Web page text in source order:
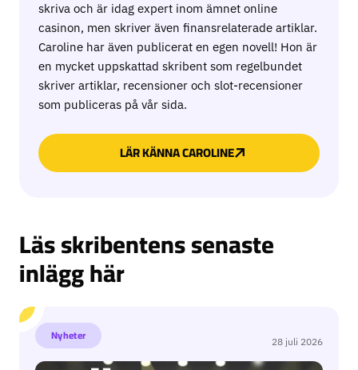
skriva och är idag expert inom ämnet online
casinon, men skriver även finansrelaterade artiklar.
Caroline har även publicerat en egen novell! Hon är
en mycket uppskattad skribent som regelbundet
skriver artiklar, recensioner och slot-recensioner
som publiceras på vår sida.
LÄR KÄNNA CAROLINE
Läs skribentens senaste
inlägg här
Vilken klubb ger mest underhållning för biljettpriset?
Nyheter 28 juli 2026